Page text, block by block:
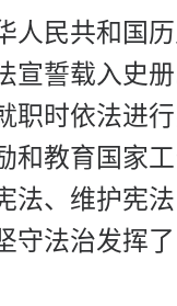
人民共和国
宣誓载入史
职时依法进
和教育国家
法、维护宪
守法治发挥